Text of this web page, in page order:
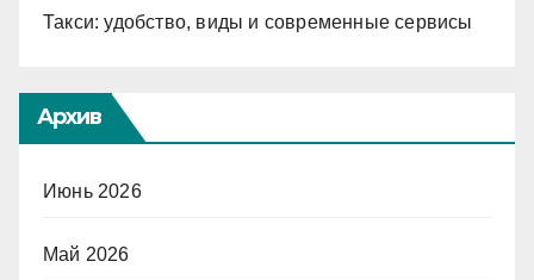
Такси: удобство, виды и современные сервисы
Архив
Июнь 2026
Май 2026